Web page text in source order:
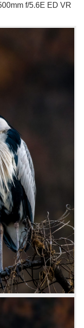
f/5.6E ED VR